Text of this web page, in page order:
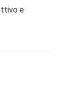
e